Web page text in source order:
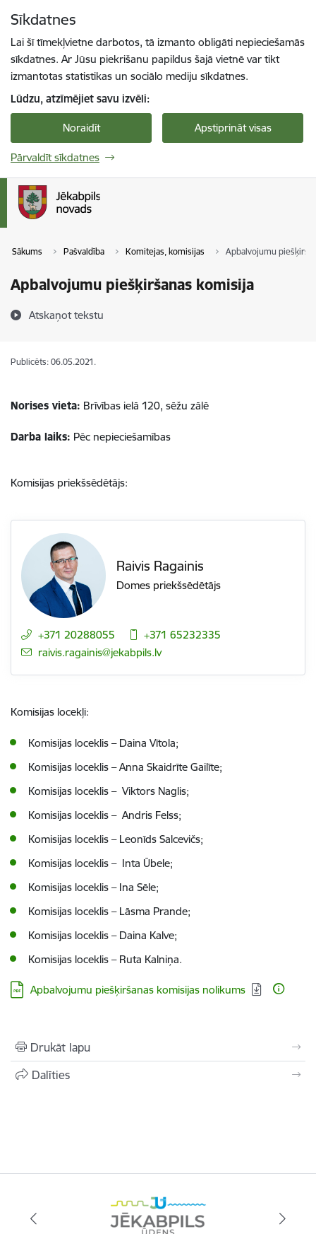
Sīkdatnes
Lai šī tīmekļvietne darbotos, tā izmanto obligāti nepieciešamās
sīkdatnes. Ar Jūsu piekrišanu papildus šajā vietnē var tikt
izmantotas statistikas un sociālo mediju sīkdatnes.
Lūdzu, atzīmējiet savu izvēli:
Noraidīt Apstiprināt visas
Pārvaldīt sīkdatnes
Sākums Pašvaldība Komitejas, komisijas Apbalvojumu
Apbalvojumu piešķiršanas komisija
Atskaņot tekstu
Publicēts: 06.05.2021.
Norises vieta: Brīvības ielā 120, sēžu zālē
Darba laiks: Pēc nepieciešamības
Komisijas priekšsēdētājs:
Raivis Ragainis
Domes priekšsēdētājs
+371 20288055
+371 65232335
E-pasts:
raivis.ragainis@jekabpils.lv
Komisijas locekļi:
Komisijas loceklis – Daina Vītola;
Komisijas loceklis –Anna Skaidrīte Gailīte;
Komisijas loceklis –Viktors Naglis;
Komisijas loceklis –Andris Felss;
Komisijas loceklis – Leonīds Salcevičs;
Komisijas loceklis –Inta Ūbele;
Komisijas loceklis –Ina Sēle;
Komisijas loceklis – Lāsma Prande;
Komisijas loceklis – Daina Kalve;
Komisijas loceklis – Ruta Kalniņa.
Lejupielādēt:
Apbalvojumu piešķiršanas komisijas nolikums
Drukāt lapu
Dalīties